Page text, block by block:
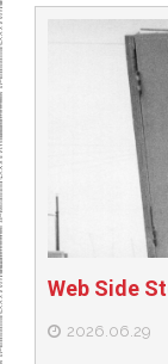
Web Side
2026.06.29